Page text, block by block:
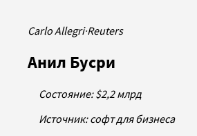
Carlo Allegri·Reuters
Анил Бусри
Состояние: $2,2 млрд
Источник: софт для бизнеса